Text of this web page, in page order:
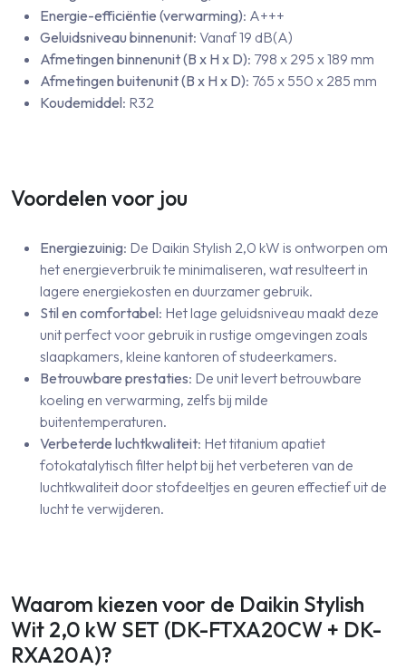
Energie-efficiëntie (verwarming): A+++
Geluidsniveau binnenunit: Vanaf 19 dB(A)
Afmetingen binnenunit (B x H x D): 798 x 295 x 189 mm
Afmetingen buitenunit (B x H x D): 765 x 550 x 285 mm
Koudemiddel: R32
Voordelen voor jou
Energiezuinig: De Daikin Stylish 2,0 kW is ontworpen om
het energieverbruik te minimaliseren, wat resulteert in
lagere energiekosten en duurzamer gebruik.
Stil en comfortabel: Het lage geluidsniveau maakt deze
unit perfect voor gebruik in rustige omgevingen zoals
slaapkamers, kleine kantoren of studeerkamers.
Betrouwbare prestaties: De unit levert betrouwbare
koeling en verwarming, zelfs bij milde
buitentemperaturen.
Verbeterde luchtkwaliteit: Het titanium apatiet
fotokatalytisch filter helpt bij het verbeteren van de
luchtkwaliteit door stofdeeltjes en geuren effectief uit de
lucht te verwijderen.
Waarom kiezen voor de Daikin Stylish
Wit 2,0 kW SET (DK-FTXA20CW + DK-
RXA20A)?